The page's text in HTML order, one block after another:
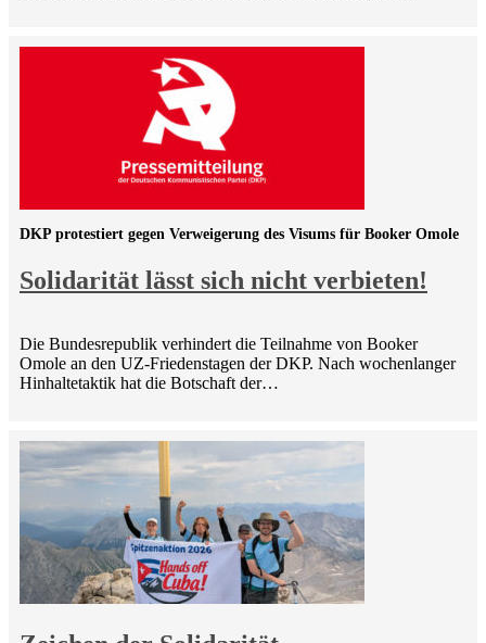
Solidarität lässt sich nicht verbieten!
DKP protestiert gegen Verweigerung des Visums für Booker Omole
Die Bundesrepublik verhindert die Teilnahme von Booker
Omole an den UZ-Friedenstagen der DKP. Nach wochenlanger
Hinhaltetaktik hat die Botschaft der…